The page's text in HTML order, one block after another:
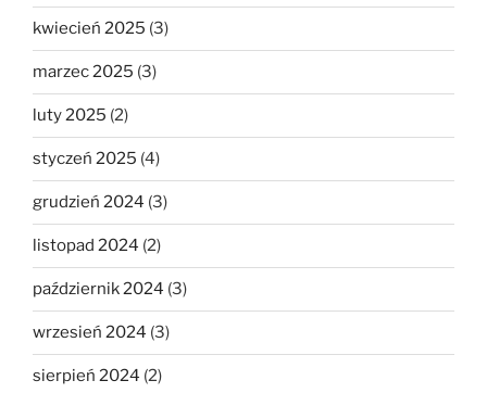
kwiecień 2025 (3)
marzec 2025 (3)
luty 2025 (2)
styczeń 2025 (4)
grudzień 2024 (3)
listopad 2024 (2)
październik 2024 (3)
wrzesień 2024 (3)
sierpień 2024 (2)